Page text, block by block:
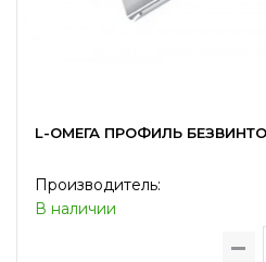
L-ОМЕГА ПРОФИЛЬ
Производитель:
В наличии